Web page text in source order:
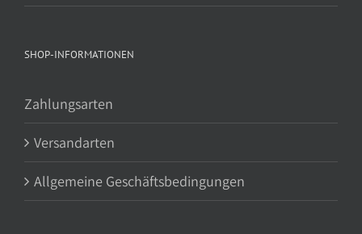
SHOP-INFORMATIONEN
Zahlungsarten
Versandarten
Allgemeine Geschäftsbedingungen